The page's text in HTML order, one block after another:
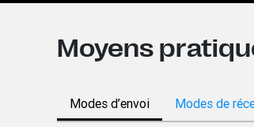
Moyens
Modes d’envoi Modes de